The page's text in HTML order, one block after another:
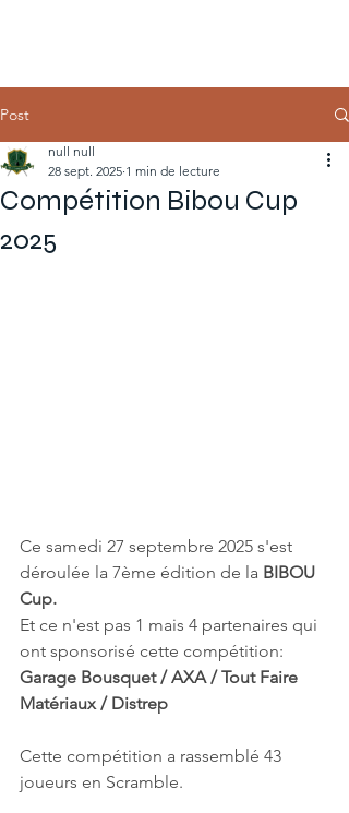
Post
Compétition Bibou Cup
2025
null null
28 sept. 2025 1 min de lecture
Ce samedi 27 septembre 2025 s'est
déroulée la 7ème édition de la BIBOU
Cup.
Et ce n'est pas 1 mais 4 partenaires qui
ont sponsorisé cette compétition:
Garage Bousquet / AXA / Tout Faire
Matériaux / Distrep
Cette compétition a rassemblé 43
joueurs en Scramble.